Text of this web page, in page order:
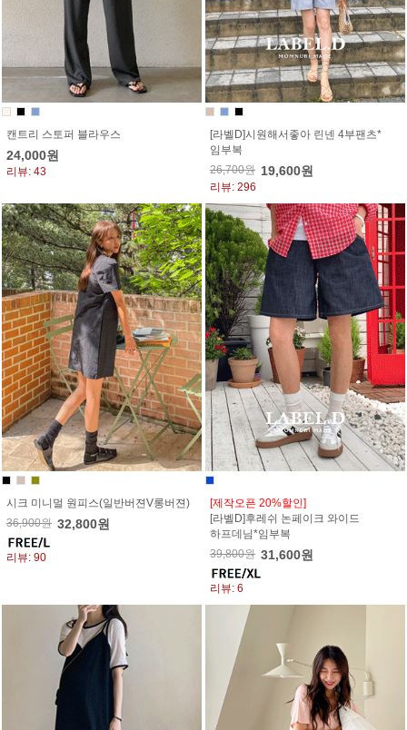
캔트리 스토퍼 블라우스
24,000원
리뷰: 43
[라벨D]시원해서좋아 린넨 4부팬츠*
임부복
26,700원 19,600원
리뷰: 296
시크 미니멀 원피스(일반버젼V롱버젼)
36,900원 32,800원
리뷰: 90
[제작오픈 20%할인]
[라벨D]후레쉬 논페이크 와이드
하프데님*임부복
39,800원 31,600원
리뷰: 6